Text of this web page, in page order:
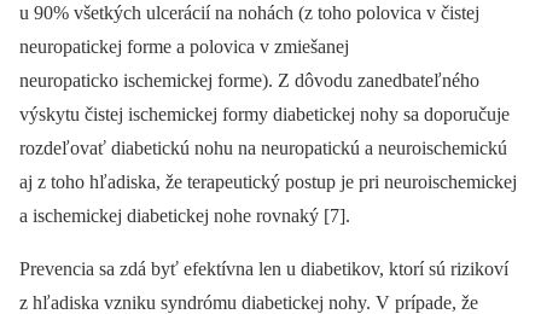
u 90% všetkých ulcerácií na nohách (z toho polovica v čistej
neuropatickej forme a polovica v zmiešanej
neuropaticko ischemickej forme). Z dôvodu zanedbateľného
výskytu čistej ischemickej formy diabetickej nohy sa doporučuje
rozdeľovať diabetickú nohu na neuropatickú a neuroischemickú
aj z toho hľadiska, že terapeutický postup je pri neuroischemickej
a ischemickej diabetickej nohe rovnaký [7].
Prevencia sa zdá byť efektívna len u diabetikov, ktorí sú rizikoví
z hľadiska vzniku syndrómu diabetickej nohy. V prípade, že